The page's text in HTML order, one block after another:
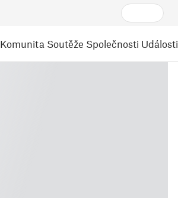
Komunita Soutěže Společnosti Události